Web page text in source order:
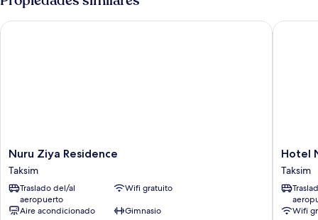
View
Nuru
Ziya
Residence
Taksim
Nuru Ziya Residence
Taksim
Traslado del/al
aeropuerto
Wifi gratuito
Aire acondicionado
Gimnasio
Nuru Ziya Residence
Hotel
Next2
Taksim
Hotel
Taksim
Wifi
Hotel